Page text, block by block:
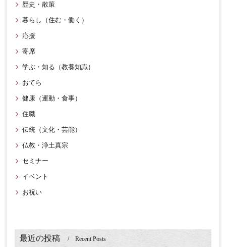
歴史・散策
暮らし（住む・働く）
応援
寄席
学ぶ・知る（教養知識）
おてら
健康（運動・食事）
住職
伝統（文化・芸能）
仏教・浄土真宗
セミナー
イベント
お祝い
最近の投稿 Recent Posts